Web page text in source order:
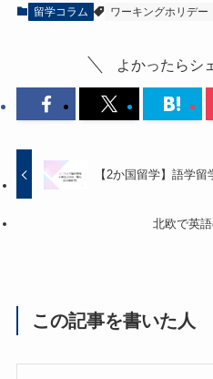
留学コラム ワーキングホリデー
よかったらシ
【2か国留学】語学
北欧で英
この記事を書いた人